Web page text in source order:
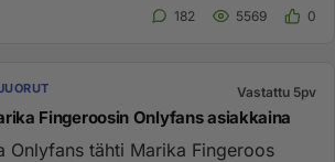
182 5569 0
Vastattu 5pv
Fingeroosin Onlyfans asiakkaina
Onlyfans tähti Marika Fingeroos